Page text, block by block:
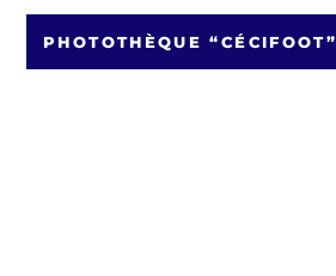
PHOTOTHÈQUE “CÉCIFOOT”